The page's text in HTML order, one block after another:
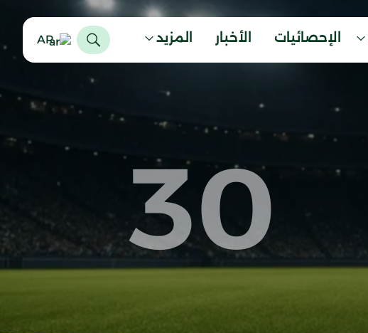
الإحصائيات الأخبار المزيد AR
30